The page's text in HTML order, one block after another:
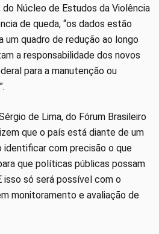
do Núcleo de Estudos da Violência
de queda, “os dados estão
um quadro de redução ao longo
a responsabilidade dos novos
para a manutenção ou
de Lima, do Fórum Brasileiro
que o país está diante de um
identificar com precisão o que
que políticas públicas possam
isso só será possível com o
monitoramento e avaliação de